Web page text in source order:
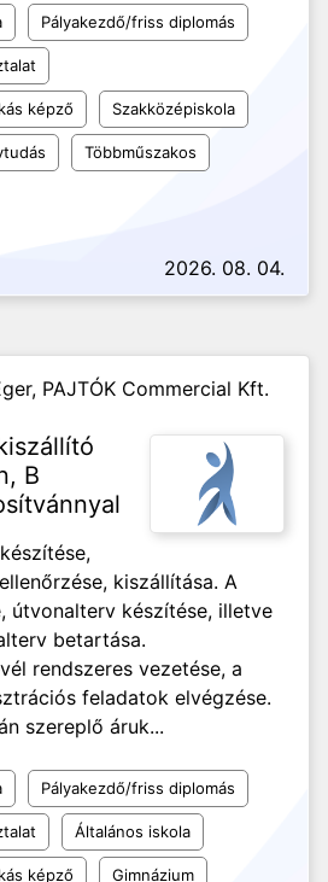
Pályakezdő/friss diplomás
képző Szakközépiskola
Többműszakos
2026. 08. 04.
PAJTÓK Commercial Kft.
B
kiszállítása. A
útvonalterv készítése, illetve
betartása.
rendszeres vezetése, a
feladatok elvégzése.
szereplő áruk...
Pályakezdő/friss diplomás
Általános iskola
képző Gimnázium